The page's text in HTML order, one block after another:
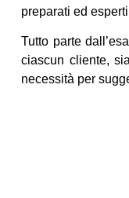
preparati ed
Tutto parte
ciascun cliente,
necessità per